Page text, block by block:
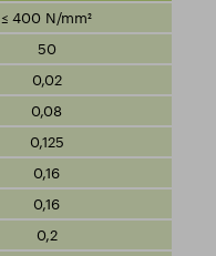
≤ 400 N/mm²
50
0,02
0,08
0,125
0,16
0,16
0,2